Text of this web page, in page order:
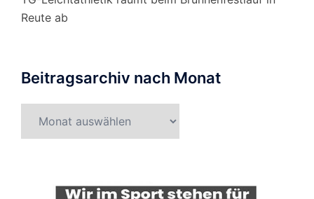
Reute ab
Beitragsarchiv nach Monat
nach